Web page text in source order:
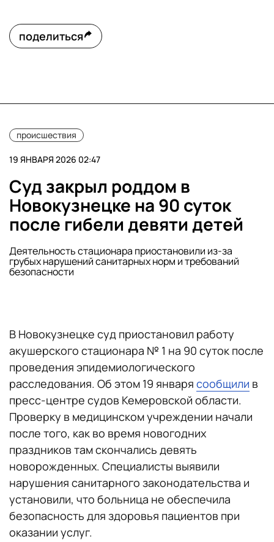
поделиться
происшествия
19 ЯНВАРЯ 2026 02:47
Суд закрыл роддом в
Новокузнецке на 90 суток
после гибели девяти детей
Деятельность стационара приостановили из-за
грубых нарушений санитарных норм и требований
безопасности
В Новокузнецке суд приостановил работу
акушерского стационара № 1 на 90 суток после
проведения эпидемиологического
расследования. Об этом 19 января сообщили в
пресс-центре судов Кемеровской области.
Проверку в медицинском учреждении начали
после того, как во время новогодних
праздников там скончались девять
новорожденных. Специалисты выявили
нарушения санитарного законодательства и
установили, что больница не обеспечила
безопасность для здоровья пациентов при
оказании услуг.